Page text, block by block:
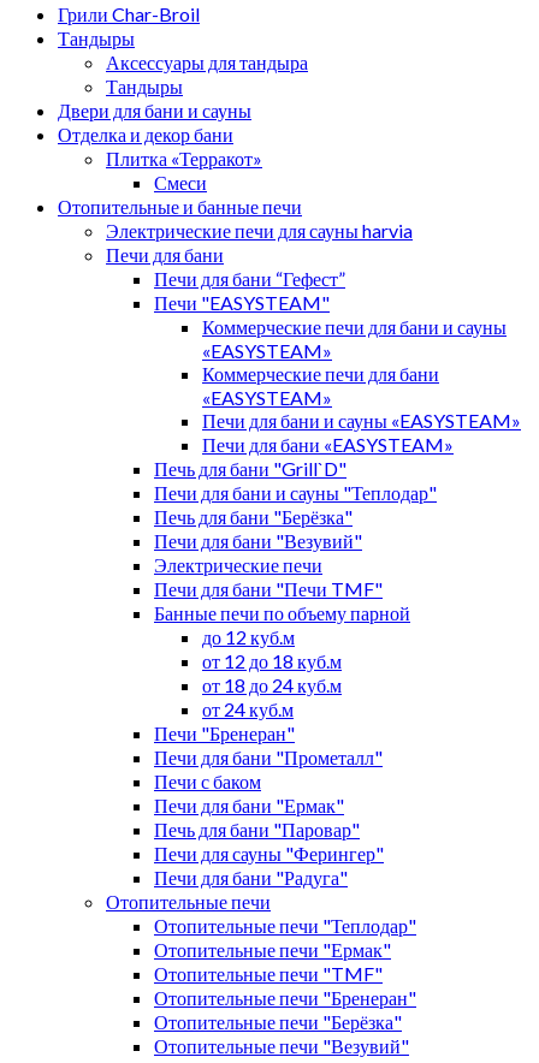
Грили Char-Broil
Тандыры
Аксессуары для тандыра
Тандыры
Двери для бани и сауны
Отделка и декор бани
Плитка «Терракот»
Смеси
Отопительные и банные печи
Электрические печи для сауны harvia
Печи для бани
Печи для бани “Гефест”
Печи "EASYSTEAM"
Коммерческие печи для бани и сауны
«EASYSTEAM»
Коммерческие печи для бани
«EASYSTEAM»
Печи для бани и сауны «EASYSTEAM»
Печи для бани «EASYSTEAM»
Печь для бани "Grill`D"
Печи для бани и сауны "Теплодар"
Печь для бани "Берёзка"
Печи для бани "Везувий"
Электрические печи
Печи для бани "Печи TMF"
Банные печи по объему парной
до 12 куб.м
от 12 до 18 куб.м
от 18 до 24 куб.м
от 24 куб.м
Печи "Бренеран"
Печи для бани "Прометалл"
Печи с баком
Печи для бани "Ермак"
Печь для бани "Паровар"
Печи для сауны "Ферингер"
Печи для бани "Радуга"
Отопительные печи
Отопительные печи "Теплодар"
Отопительные печи "Ермак"
Отопительные печи "TMF"
Отопительные печи "Бренеран"
Отопительные печи "Берёзка"
Отопительные печи "Везувий"